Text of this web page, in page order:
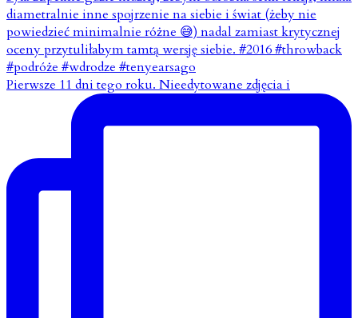
Pierwsze 11 dni tego roku. Nieedytowane zdjęcia i